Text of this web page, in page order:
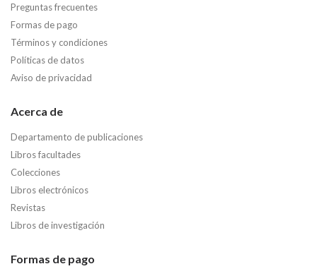
Preguntas frecuentes
Formas de pago
Términos y condiciones
Políticas de datos
Aviso de privacidad
Acerca de
Departamento de publicaciones
Libros facultades
Colecciones
Libros electrónicos
Revistas
Libros de investigación
Formas de pago